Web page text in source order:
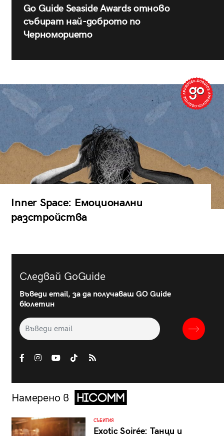
Go Guide Seaside Awards отново
събират най-доброто по
Черноморието
Inner Space: Емоционални
разстройства
Следвай GoGuide
Въведи email, за да получаваш GO Guide
бюлетин
Намерено в
СЪБИТИЯ
Exotic Soirée: Танци и